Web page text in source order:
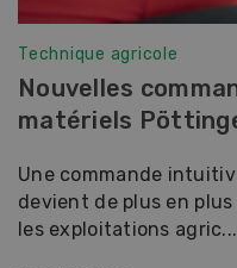
Technique agricole
Nouvelles
matériels
Une commande
devient de plus en
les exploitations agric...